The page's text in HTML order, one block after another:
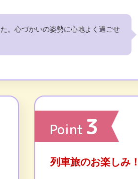
。心づかいの姿勢に心地よく過ごせ
Point 3
列車旅のお楽しみ！